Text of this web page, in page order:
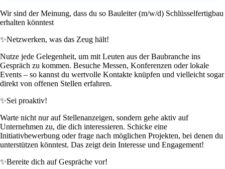
Wir sind der Meinung, dass du so Bauleiter (m/w/d) Schlüsselfertigbau
erhalten könntest
✨Netzwerken, was das Zeug hält!
Nutze jede Gelegenheit, um mit Leuten aus der Baubranche ins
Gespräch zu kommen. Besuche Messen, Konferenzen oder lokale
Events – so kannst du wertvolle Kontakte knüpfen und vielleicht sogar
direkt von offenen Stellen erfahren.
✨Sei proaktiv!
Warte nicht nur auf Stellenanzeigen, sondern gehe aktiv auf
Unternehmen zu, die dich interessieren. Schicke eine
Initiativbewerbung oder frage nach möglichen Projekten, bei denen du
unterstützen könntest. Das zeigt dein Interesse und Engagement!
✨Bereite dich auf Gespräche vor!